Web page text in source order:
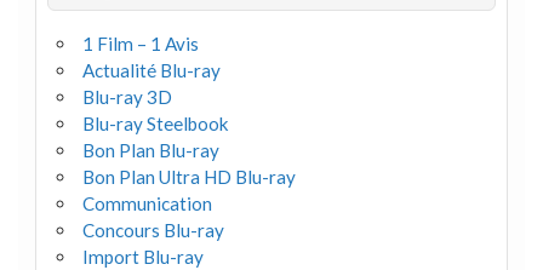
1 Film – 1 Avis
Actualité Blu-ray
Blu-ray 3D
Blu-ray Steelbook
Bon Plan Blu-ray
Bon Plan Ultra HD Blu-ray
Communication
Concours Blu-ray
Import Blu-ray